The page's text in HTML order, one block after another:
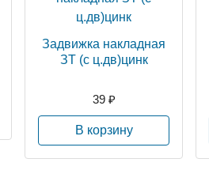
Задвижка накладная
ЗТ (с ц.дв)цинк
39 ₽
В корзину